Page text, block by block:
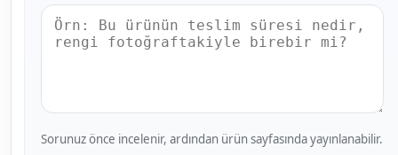
Sorunuz önce incelenir, ardından ürün sayfasında yayınlanabilir.